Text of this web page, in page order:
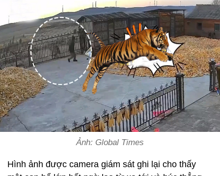
Ảnh: Global Times
Hình ảnh được camera giám sát ghi lại cho thấy